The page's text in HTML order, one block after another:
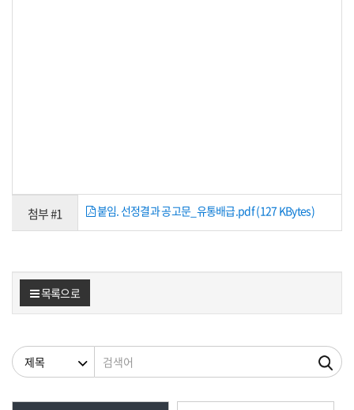
첨부 #1 붙임. 선정결과 공고문_유통배급.pdf (127 KBytes)
목록으로
검색조건 검색어